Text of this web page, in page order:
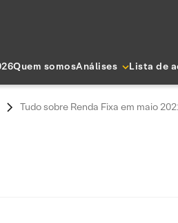
Quem somosAnálises Lista de
Tudo sobre Renda Fixa em maio